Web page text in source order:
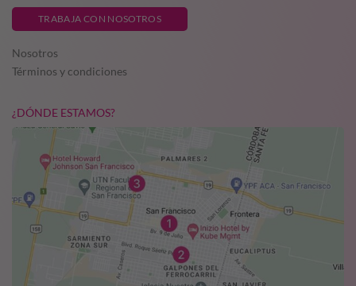
TRABAJA CON NOSOTROS
Nosotros
Términos y condiciones
¿DÓNDE ESTAMOS?